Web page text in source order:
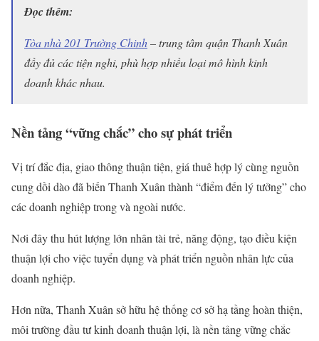
Đọc thêm:
Tòa nhà 201 Trường Chinh– trung tâm quận Thanh Xuân
đầy đủ các tiện nghi, phù hợp nhiều loại mô hình kinh
doanh khác nhau.
Nền tảng “vững chắc” cho sự phát triển
Vị trí đắc địa, giao thông thuận tiện, giá thuê hợp lý cùng nguồn
cung dồi dào đã biến Thanh Xuân thành “điểm đến lý tưởng” cho
các doanh nghiệp trong và ngoài nước.
Nơi đây thu hút lượng lớn nhân tài trẻ, năng động, tạo điều kiện
thuận lợi cho việc tuyển dụng và phát triển nguồn nhân lực của
doanh nghiệp.
Hơn nữa, Thanh Xuân sở hữu hệ thống cơ sở hạ tầng hoàn thiện,
môi trường đầu tư kinh doanh thuận lợi, là nền tảng vững chắc